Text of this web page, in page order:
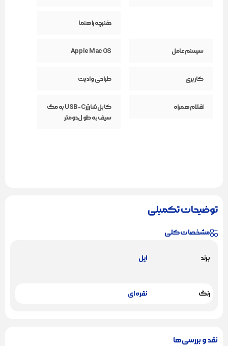
دفترچه راهنما
سیستم عامل Apple Mac OS
کاربری طراحی و ادیت
اقلام همراه
کابل شارژر USB-C به مگ
سیف به طول دو متر
توضیحات تکمیلی
مشخصات کلی
برند اپل
رنگ نقره ای
نقد و بررسی‌ها